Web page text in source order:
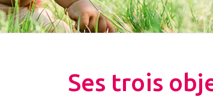
Ses trois